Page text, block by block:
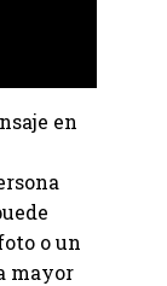
en
o un
mayor